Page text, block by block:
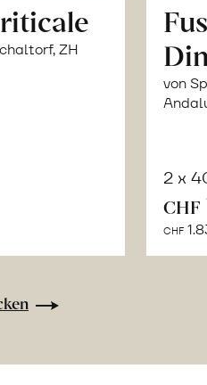
ZH
von
2 x
CHF
CHF